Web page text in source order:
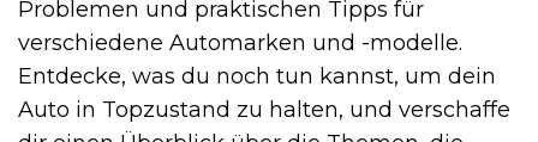
Problemen und praktischen Tipps für
verschiedene Automarken und -modelle.
Entdecke, was du noch tun kannst, um dein
Auto in Topzustand zu halten, und verschaffe